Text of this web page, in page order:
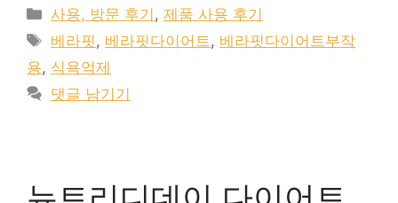
카
테
고
리
사용, 방문 후기 ,제품 사용 후기
태
그
베라핏 , 베라핏다이어트 , 베라핏다이어트부작
용, 식욕억제
댓글 남기기